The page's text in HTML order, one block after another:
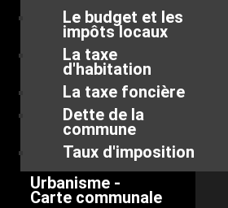
Le budget et les
impôts locaux
La taxe
d'habitation
La taxe foncière
Dette de la
commune
Taux d'imposition
Urbanisme -
Carte communale